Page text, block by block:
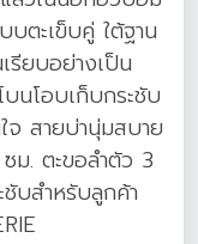
บตะเข็บคู่ ใต้ฐาน
รียบอย่างเป็น
นโอบเก็บกระชับ
จ สายบ่านุ่มสบาย
ม. ตะขอลำตัว 3
บสำหรับลูกค้า